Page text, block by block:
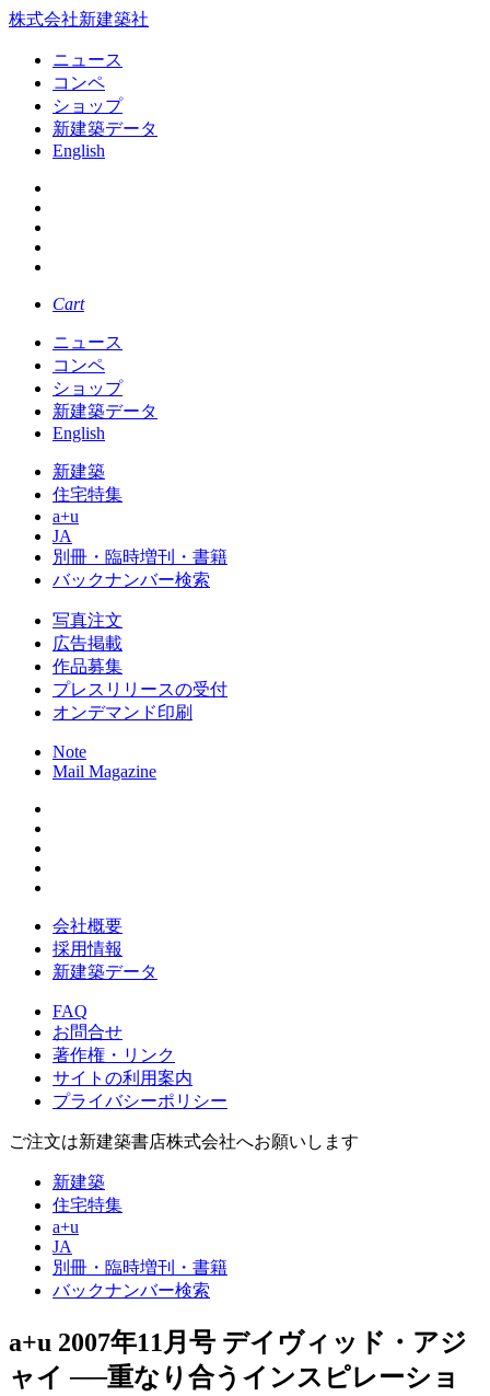
株式会社新建築社
ニュース
コンペ
ショップ
新建築データ
English
Cart
ニュース
コンペ
ショップ
新建築データ
English
新建築
住宅特集
a+u
JA
別冊・臨時増刊・書籍
バックナンバー検索
写真注文
広告掲載
作品募集
プレスリリースの受付
オンデマンド印刷
Note
Mail Magazine
会社概要
採用情報
新建築データ
FAQ
お問合せ
著作権・リンク
サイトの利用案内
プライバシーポリシー
ご注文は新建築書店株式会社へお願いします
新建築
住宅特集
a+u
JA
別冊・臨時増刊・書籍
バックナンバー検索
a+u 2007年11月号 デイヴィッド・アジ
ャイ ──重なり合うインスピレーショ